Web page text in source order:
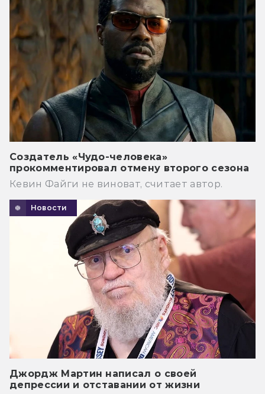
Создатель «Чудо-человека»
прокомментировал отмену второго сезона
Кевин Файги не виноват, считает автор.
Новости
Джордж Мартин написал о своей
депрессии и отставании от жизни